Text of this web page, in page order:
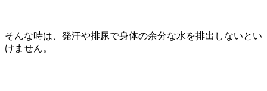
そんな時は、発汗や排尿で身体の余分な水を排出しないとい
けません。